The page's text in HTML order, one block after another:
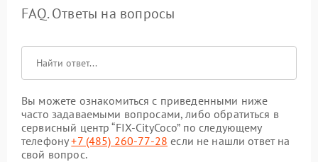
FAQ. Ответы на вопросы
Вы можете ознакомиться с приведенными ниже
часто задаваемыми вопросами, либо обратиться в
сервисный центр “FIX-CityCoco” по следующему
телефону+7 (485) 260-77-28 если не нашли ответ на
свой вопрос.